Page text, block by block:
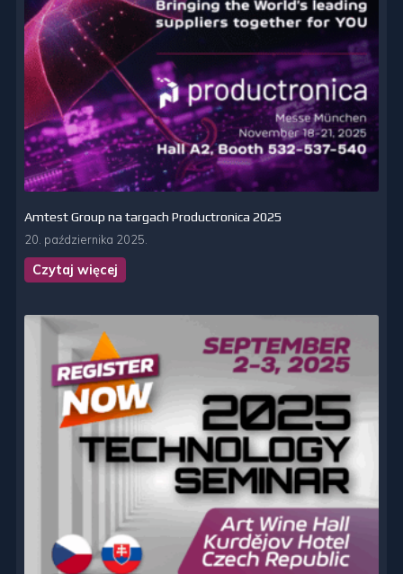
Amtest Group na targach Productronica 2025
20. października 2025.
Czytaj więcej